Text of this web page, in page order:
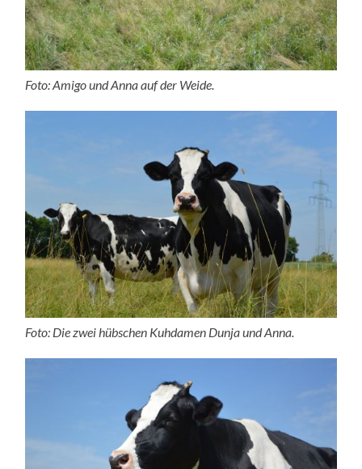
Foto: Amigo und Anna auf der Weide.
Foto: Die zwei hübschen Kuhdamen Dunja und Anna.